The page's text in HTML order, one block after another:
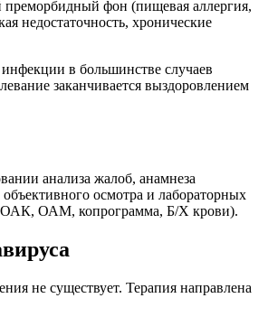
фон (пищевая аллергия,
недостаточность, хронические
в большинстве случаев
заканчивается выздоровлением
анализа жалоб, анамнеза
осмотра и лабораторных
ОАМ, копрограмма, Б/Х крови).
не существует. Терапия направлена